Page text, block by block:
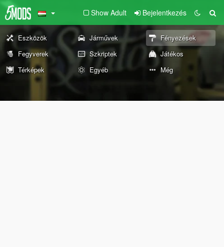
Show Adult Bejelentkezés
Eszközök Járművek
Fényezések
Fegyverek
Szkriptek
Játékos
Térképek
Egyéb Még